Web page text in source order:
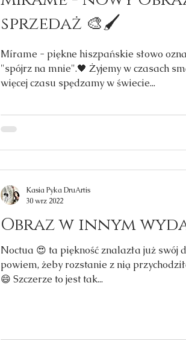
sprzedaż 🎨🖌
Mírame - piękne hiszpańskie słowo
"spójrz na mnie".🖤 Żyjemy w czasach
więcej czasu spędzamy w świecie...
Obraz w innym
Noctua 😍 ta piękność znalazła już swój
powiem, żeby rozstanie z nią
😄 Szczerze to jest tak...
Kasia Pyka DruArtis
30 wrz 2022